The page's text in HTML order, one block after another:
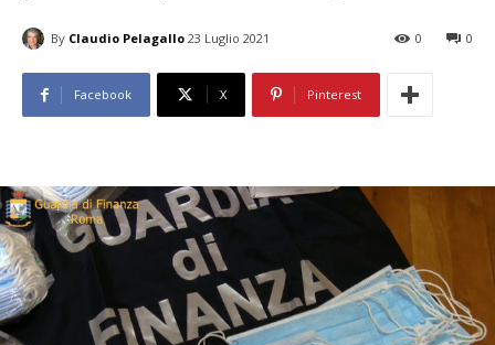
By Claudio Pelagallo 23 Luglio 2021 0
0
Facebook X Pinterest